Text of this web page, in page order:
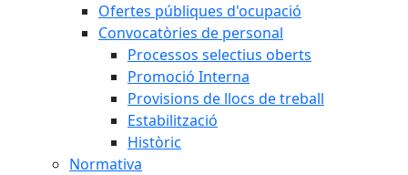
Ofertes públiques d'ocupació
Convocatòries de personal
Processos selectius oberts
Promoció Interna
Provisions de llocs de treball
Estabilització
Històric
Normativa